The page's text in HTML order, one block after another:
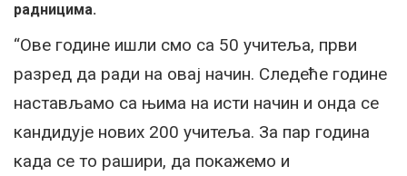
радницима.
“Ове године ишли смо са 50 учитеља, први
разред да ради на овај начин. Следеће године
настављамо са њима на исти начин и онда се
кандидује нових 200 учитеља. За пар година
када се то рашири, да покажемо и